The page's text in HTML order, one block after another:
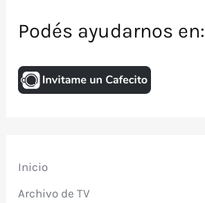
Podés ayudarnos en:
Inicio
Archivo de TV